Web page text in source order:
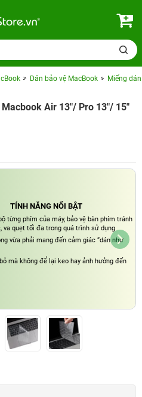
Dán bảo vệ MacBook Miếng
Air 13"/ Pro 13"/ 15"
TÍNH NĂNG NỔI BẬT
từng phím của máy, bảo vệ bàn phím tránh
va quẹt tối đa trong quá trình sử dụng
vừa phải mang đến cảm giác “dán như
mà không để lại keo hay ảnh hưởng đến